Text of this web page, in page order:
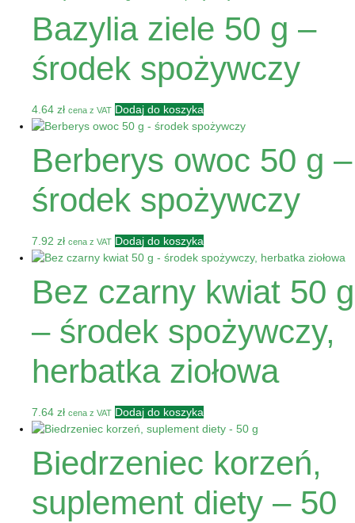
Bazylia ziele 50 g –
środek spożywczy
4.64 zł cena z VAT Dodaj do koszyka
Berberys owoc 50 g –
środek spożywczy
7.92 zł cena z VAT Dodaj do koszyka
Bez czarny kwiat 50 g
– środek spożywczy,
herbatka ziołowa
7.64 zł cena z VAT Dodaj do koszyka
Biedrzeniec korzeń,
suplement diety – 50